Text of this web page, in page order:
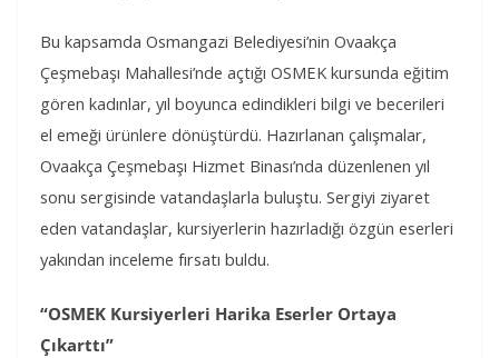
Bu kapsamda Osmangazi Belediyesi’nin Ovaakça
Çeşmebaşı Mahallesi’nde açtığı OSMEK kursunda eğitim
gören kadınlar, yıl boyunca edindikleri bilgi ve becerileri
el emeği ürünlere dönüştürdü. Hazırlanan çalışmalar,
Ovaakça Çeşmebaşı Hizmet Binası’nda düzenlenen yıl
sonu sergisinde vatandaşlarla buluştu. Sergiyi ziyaret
eden vatandaşlar, kursiyerlerin hazırladığı özgün eserleri
yakından inceleme fırsatı buldu.
“OSMEK Kursiyerleri Harika Eserler Ortaya
Çıkarttı”